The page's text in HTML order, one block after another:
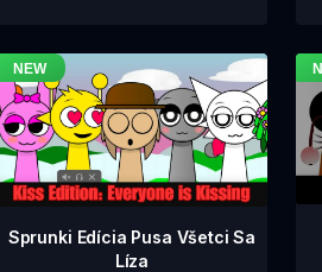
Sprunki Edícia Pusa Všetci Sa
Líza